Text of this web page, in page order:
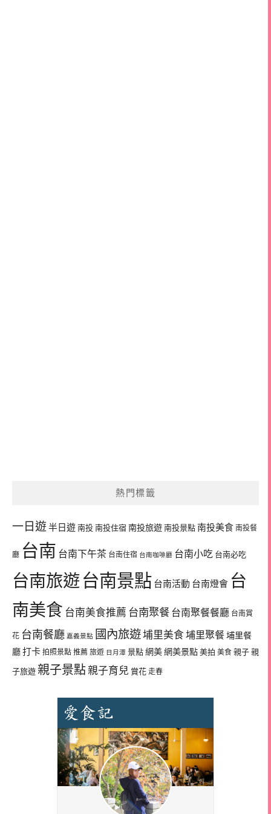
熱門標籤
一日遊半日遊 南投 南投住宿 南投旅遊 南投景點 南投美食 南投餐
廳 台南 台南下午茶 台南住宿 台南咖啡廳 台南小吃 台南必吃
台南旅遊 台南景點 台南活動 台南燈會 台
南美食 台南美食推薦 台南聚餐 台南聚餐餐廳 台南賞
花 台南餐廳 嘉義景點 國內旅遊埔里美食 埔里聚餐埔里餐
廳打卡 拍照景點 推薦 旅遊 日月潭 景點 網美網美景點 美拍 美食 親子 親
子旅遊 親子景點親子育兒 賞花 走春